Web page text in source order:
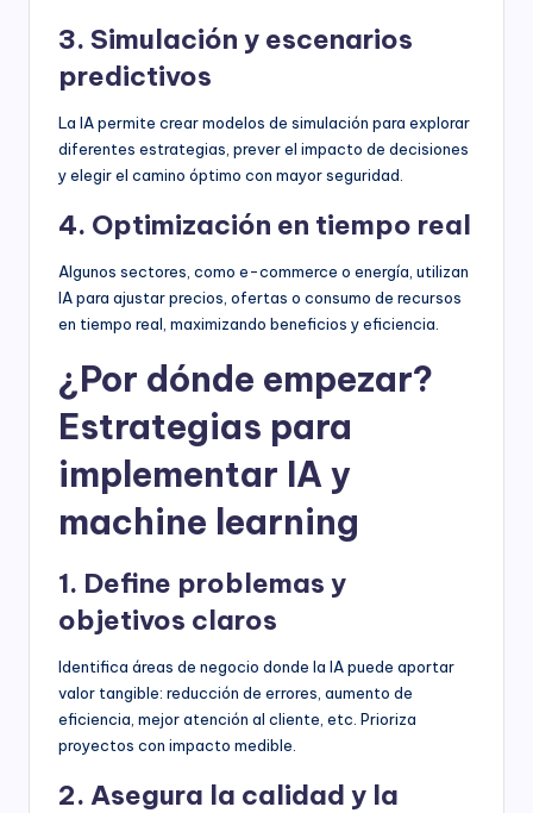
3. Simulación y escenarios
predictivos
La IA permite crear modelos de simulación para explorar
diferentes estrategias, prever el impacto de decisiones
y elegir el camino óptimo con mayor seguridad.
4. Optimización en tiempo real
Algunos sectores, como e-commerce o energía, utilizan
IA para ajustar precios, ofertas o consumo de recursos
en tiempo real, maximizando beneficios y eficiencia.
¿Por dónde empezar?
Estrategias para
implementar IA y
machine learning
1. Define problemas y
objetivos claros
Identifica áreas de negocio donde la IA puede aportar
valor tangible: reducción de errores, aumento de
eficiencia, mejor atención al cliente, etc. Prioriza
proyectos con impacto medible.
2. Asegura la calidad y la